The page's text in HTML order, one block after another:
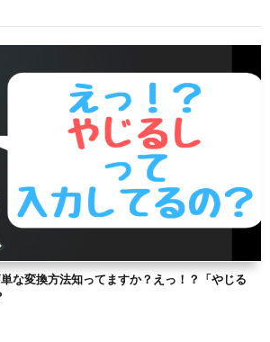
な変換方法知ってますか？えっ！？「やじる